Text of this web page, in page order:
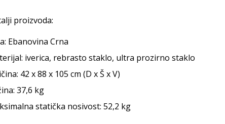
proizvoda:
Ebanovina Crna
iverica, rebrasto staklo, ultra prozirno staklo
42 x 88 x 105 cm (D x Š x V)
37,6 kg
statička nosivost: 52,2 kg